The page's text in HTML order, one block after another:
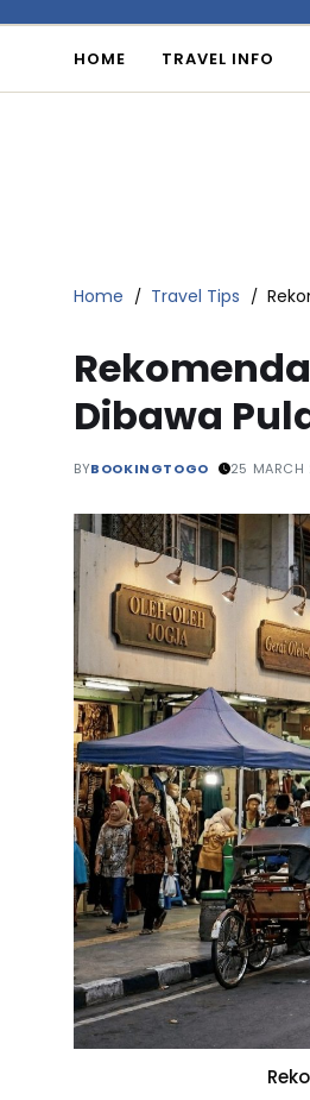
HOME TRAVEL INFO
Home Travel Tips
Dibawa
BYBOOKINGTOGO 25